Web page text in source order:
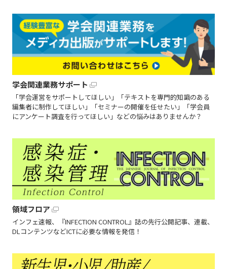
学会関連業務サポート
「学会運営をサポートしてほしい」「テキストを専門的知識のある
編集者に制作してほしい」「セミナーの開催を任せたい」「学会員
にアンケート調査を行ってほしい」などの悩みはありませんか？
領域フロア
インフェ速報、『INFECTION CONTROL』誌の先行公開記事、連載、
DLコンテンツなどICTに必要な情報を発信！